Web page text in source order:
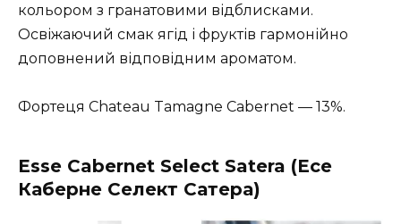
кольором з гранатовими відблисками.
Освіжаючий смак ягід і фруктів гармонійно
доповнений відповідним ароматом.
Фортеця Chateau Tamagne Cabernet — 13%.
Esse Cabernet Select Satera (Есе
Каберне Селект Сатера)